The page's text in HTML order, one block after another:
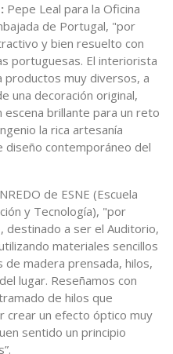
Pepe Leal para la Oficina
de Portugal, "por
y bien resuelto con
portuguesas. El interiorista
productos muy diversos, a
una decoración original,
escena brillante para un reto
la rica artesanía
diseño contemporáneo del
de ESNE (Escuela
y Tecnología), "por
destinado a ser el Auditorio,
materiales sencillos
de madera prensada, hilos,
lugar. Reseñamos con
de hilos que
crear un efecto óptico muy
sentido un principio